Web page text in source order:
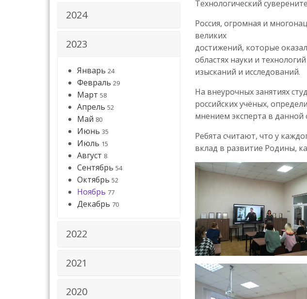
2024
2023
Январь 24
Февраль 29
Март 58
Апрель 52
Май 80
Июнь 35
Июль 15
Август 8
Сентябрь 54
Октябрь 52
Ноябрь 77
Декабрь 70
2022
2021
2020
Технологический
Россия, огромная и
великих
достижений, которые
областях науки и
изысканий и исследований.
На внеурочных занятиях
российских учёных,
мнением эксперта в данной
Ребята считают, что у
вклад в развитие Родины,